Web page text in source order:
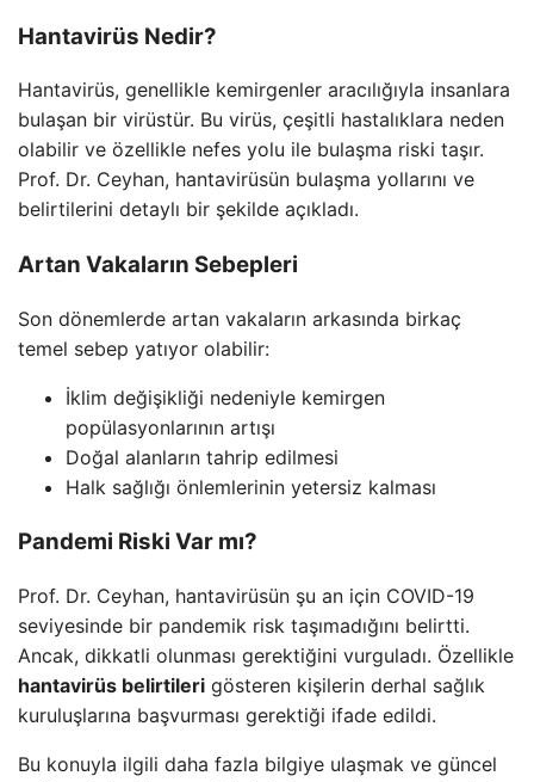
Hantavirüs Nedir?
Hantavirüs, genellikle kemirgenler aracılığıyla insanlara
bulaşan bir virüstür. Bu virüs, çeşitli hastalıklara neden
olabilir ve özellikle nefes yolu ile bulaşma riski taşır.
Prof. Dr. Ceyhan, hantavirüsün bulaşma yollarını ve
belirtilerini detaylı bir şekilde açıkladı.
Artan Vakaların Sebepleri
Son dönemlerde artan vakaların arkasında birkaç
temel sebep yatıyor olabilir:
İklim değişikliği nedeniyle kemirgen
popülasyonlarının artışı
Doğal alanların tahrip edilmesi
Halk sağlığı önlemlerinin yetersiz kalması
Pandemi Riski Var mı?
Prof. Dr. Ceyhan, hantavirüsün şu an için COVID-19
seviyesinde bir pandemik risk taşımadığını belirtti.
Ancak, dikkatli olunması gerektiğini vurguladı. Özellikle
hantavirüs belirtileri gösteren kişilerin derhal sağlık
kuruluşlarına başvurması gerektiği ifade edildi.
Bu konuyla ilgili daha fazla bilgiye ulaşmak ve güncel